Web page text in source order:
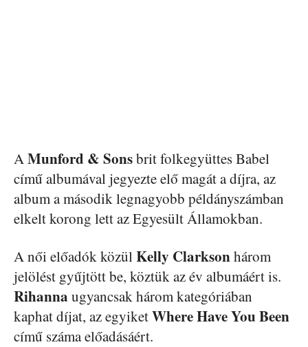
AMunford & Sonsbrit folkegyüttes Babel
című albumával jegyezte elő magát a díjra, az
album a második legnagyobb példányszámban
elkelt korong lett az Egyesült Államokban.
A női előadók közülKelly Clarksonhárom
jelölést gyűjtött be, köztük az év albumáért is.
Rihanna ugyancsak három kategóriában
kaphat díjat, az egyiketWhere Have You Been
című száma előadásáért.